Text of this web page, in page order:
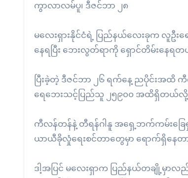
ကွာလာလမ်ပူ၊ ဒီဇင်ဘာ ၂၈
မလေးရှားနိုင်ငံရဲ့ ပြည်နယ်လေးခုက လူဦးရ
နေရပြီး ဘေးလွတ်ရာကို ရှောင်တိမ်းနေရ
ပြီးခဲ့တဲ့ ဒီဇင်ဘာ ၂၆ ရက်နေ့ ညပိုင်းအထိ
ရေဘေးသင့်ပြည်သူ ၂၅၉၀၀ အထိရှိတယ်လို့
ကီလန်တန်နဲ့ တီရန်ဂါနူ အရှေ့ဘက်ကမ်းခြေရှ
ယာယီခိုလှုံရေးစင်တာတွေမှာ ရောက်ရှိနေတာ
ဒါ့အပြင် မလေးရှာက ပြည်နယ်တချို့မှာ